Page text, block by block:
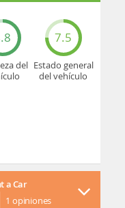
del
7.5
Estado general
del vehículo
a Car
1 opiniones